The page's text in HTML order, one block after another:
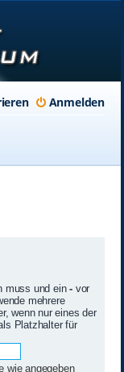
Anmelden
muss und ein-vor
mehrere
wenn nur eines der
Platzhalter für
wie angegeben